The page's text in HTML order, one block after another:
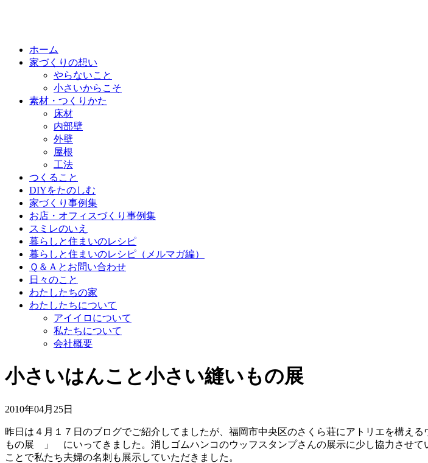
ホーム
家づくりの想い
やらないこと
小さいからこそ
素材・つくりかた
床材
内部壁
外壁
屋根
工法
つくること
DIYをたのしむ
家づくり事例集
お店・オフィスづくり事例集
スミレのいえ
暮らしと住まいのレシピ
暮らしと住まいのレシピ（メルマガ編）
Ｑ＆Ａとお問い合わせ
日々のこと
わたしたちの家
わたしたちについて
アイイロについて
私たちについて
会社概要
小さいはんこと小さい縫いもの展
2010年04月25日
昨日は４月１７日のブログでご紹介してましたが、福岡市中央区のさくら荘にアトリエを構
もの展 」 にいってきました。消しゴムハンコのウッフスタンプさんの展示に少し協力させて
ことで私たち夫婦の名刺も展示していただきました。